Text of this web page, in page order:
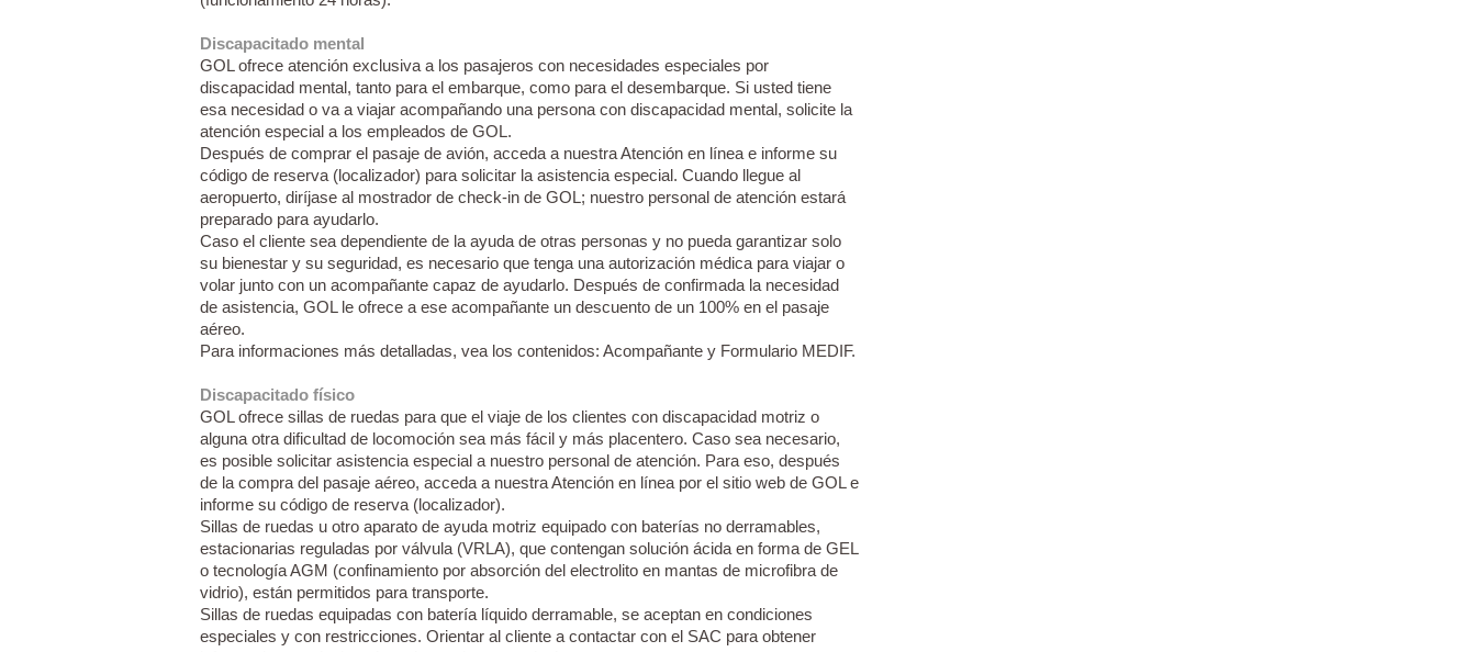
Discapacitado mental
GOL ofrece atención exclusiva a los pasajeros con necesidades especiales por
discapacidad mental, tanto para el embarque, como para el desembarque. Si usted tiene
esa necesidad o va a viajar acompañando una persona con discapacidad mental, solicite la
atención especial a los empleados de GOL.
Después de comprar el pasaje de avión, acceda a nuestra Atención en línea e informe su
código de reserva (localizador) para solicitar la asistencia especial. Cuando llegue al
aeropuerto, diríjase al mostrador de check-in de GOL; nuestro personal de atención estará
preparado para ayudarlo.
Caso el cliente sea dependiente de la ayuda de otras personas y no pueda garantizar solo
su bienestar y su seguridad, es necesario que tenga una autorización médica para viajar o
volar junto con un acompañante capaz de ayudarlo. Después de confirmada la necesidad
de asistencia, GOL le ofrece a ese acompañante un descuento de un 100% en el pasaje
aéreo.
Para informaciones más detalladas, vea los contenidos: Acompañante y Formulario MEDIF.
Discapacitado físico
GOL ofrece sillas de ruedas para que el viaje de los clientes con discapacidad motriz o
alguna otra dificultad de locomoción sea más fácil y más placentero. Caso sea necesario,
es posible solicitar asistencia especial a nuestro personal de atención. Para eso, después
de la compra del pasaje aéreo, acceda a nuestra Atención en línea por el sitio web de GOL e
informe su código de reserva (localizador).
Sillas de ruedas u otro aparato de ayuda motriz equipado con baterías no derramables,
estacionarias reguladas por válvula (VRLA), que contengan solución ácida en forma de GEL
o tecnología AGM (confinamiento por absorción del electrolito en mantas de microfibra de
vidrio), están permitidos para transporte.
Sillas de ruedas equipadas con batería líquido derramable, se aceptan en condiciones
especiales y con restricciones. Orientar al cliente a contactar con el SAC para obtener